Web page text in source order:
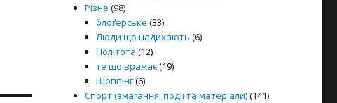
Різне (98)
блоґерське (33)
Люди що надихають (6)
Політота (12)
те що вражає(19)
Шоппінг(6)
Спорт (змагання, події та матеріали)(141)